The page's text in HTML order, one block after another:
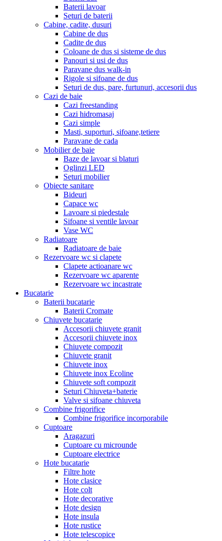
Baterii lavoar
Seturi de baterii
Cabine, cadite, dusuri
Cabine de dus
Cadite de dus
Coloane de dus si sisteme de dus
Panouri si usi de dus
Paravane dus walk-in
Rigole si sifoane de dus
Seturi de dus, pare, furtunuri, accesorii dus
Cazi de baie
Cazi freestanding
Cazi hidromasaj
Cazi simple
Masti, suporturi, sifoane,tetiere
Paravane de cada
Mobilier de baie
Baze de lavoar si blaturi
Oglinzi LED
Seturi mobilier
Obiecte sanitare
Bideuri
Capace wc
Lavoare si piedestale
Sifoane si ventile lavoar
Vase WC
Radiatoare
Radiatoare de baie
Rezervoare wc si clapete
Clapete actioanare wc
Rezervoare wc aparente
Rezervoare wc incastrate
Bucatarie
Baterii bucatarie
Baterii Cromate
Chiuvete bucatarie
Accesorii chiuvete granit
Accesorii chiuvete inox
Chiuvete compozit
Chiuvete granit
Chiuvete inox
Chiuvete inox Ecoline
Chiuvete soft compozit
Seturi Chiuveta+baterie
Valve si sifoane chiuveta
Combine frigorifice
Combine frigorifice incorporabile
Cuptoare
Aragazuri
Cuptoare cu microunde
Cuptoare electrice
Hote bucatarie
Filtre hote
Hote clasice
Hote colt
Hote decorative
Hote design
Hote insula
Hote rustice
Hote telescopice